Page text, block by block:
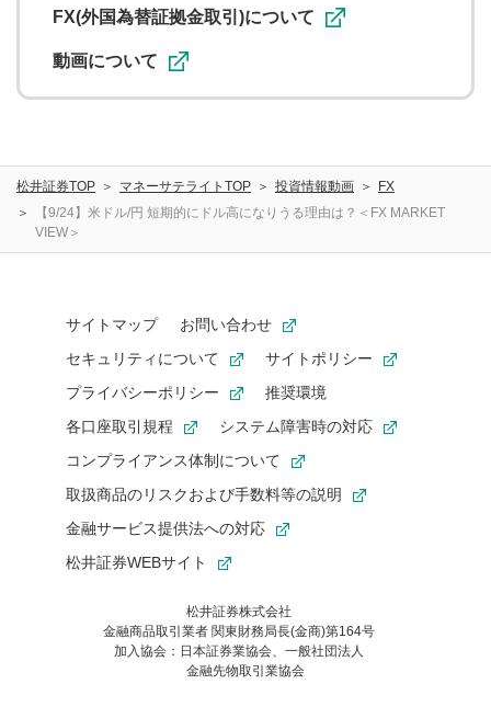
ることがあります。
FX(外国為替証拠金取引)について
動画について
松井証券TOP マネーサテライトTOP 投資情報動画
FX
【9/24】米ドル/円 短期的にドル高になりうる理由は？＜FX MARKET
VIEW＞
サイトマップ
お問い合わせ
セキュリティについて
サイトポリシー
プライバシーポリシー
推奨環境
各口座取引規程
システム障害時の対応
コンプライアンス体制について
取扱商品のリスクおよび手数料等の説明
金融サービス提供法への対応
松井証券WEBサイト
松井証券株式会社
金融商品取引業者 関東財務局長(金商)第164号
加入協会：日本証券業協会、一般社団法人
金融先物取引業協会
お気に入り機能は松井証券の会員限定の機能です。
お気に入り登録いただくと、後からいつでもお気に入りのコンテ
ンツを一覧でご確認いただけます。